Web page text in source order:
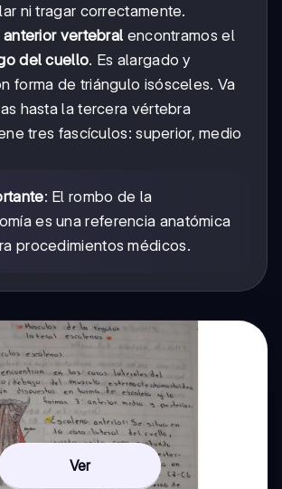
ni tragar correctamente.
vertebral encontramos el
del cuello. Es alargado y
forma de triángulo isósceles. Va
hasta la tercera vértebra
tres fascículos: superior, medio
: El rombo de la
es una referencia anatómica
procedimientos médicos.
Ver